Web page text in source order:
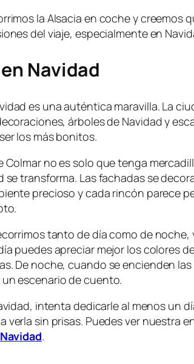
la Alsacia en coche y creemos
del viaje, especialmente en
Navidad
es una auténtica maravilla. La
árboles de Navidad y
los más bonitos.
Colmar no es solo que tenga
se transforma. Las fachadas se
precioso y cada rincón parece
tanto de día como de
puedes apreciar mejor los colores
De noche, cuando se encienden
escenario de cuento.
intenta dedicarle al menos un
verla sin prisas. Puedes ver nuestra
.